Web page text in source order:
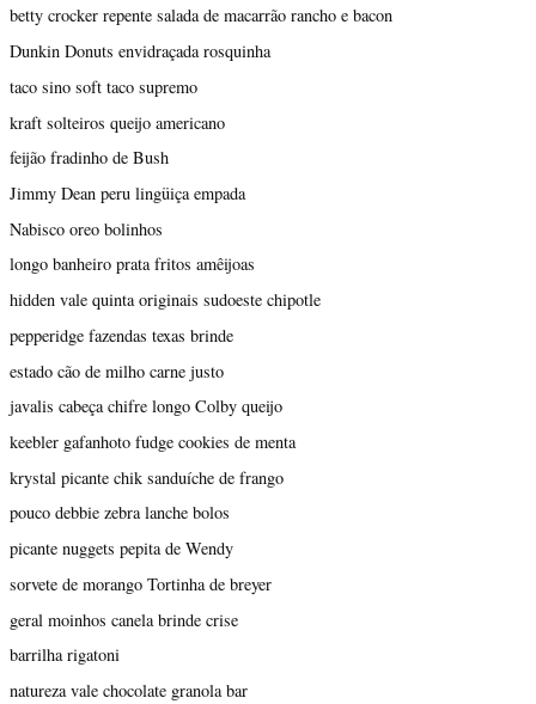
betty crocker repente salada de macarrão rancho e bacon
Dunkin Donuts envidraçada rosquinha
taco sino soft taco supremo
kraft solteiros queijo americano
feijão fradinho de Bush
Jimmy Dean peru lingüiça empada
Nabisco oreo bolinhos
longo banheiro prata fritos amêijoas
hidden vale quinta originais sudoeste chipotle
pepperidge fazendas texas brinde
estado cão de milho carne justo
javalis cabeça chifre longo Colby queijo
keebler gafanhoto fudge cookies de menta
krystal picante chik sanduíche de frango
pouco debbie zebra lanche bolos
picante nuggets pepita de Wendy
sorvete de morango Tortinha de breyer
geral moinhos canela brinde crise
barrilha rigatoni
natureza vale chocolate granola bar